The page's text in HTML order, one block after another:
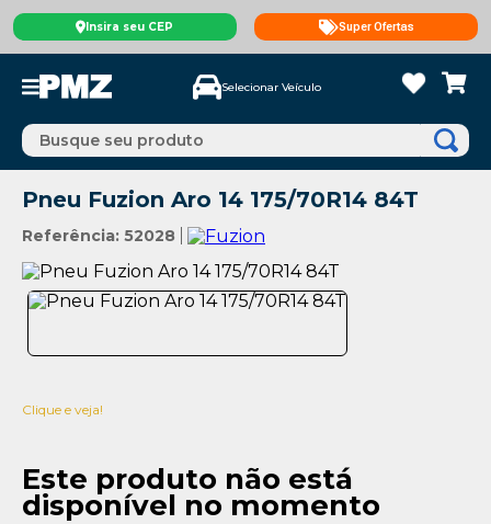
Insira seu CEP Super Ofertas
Selecionar Veículo
Busque seu produto
Pneu Fuzion Aro 14 175/70R14 84T
Referência: 52028
Clique e veja!
Este produto não está
disponível no momento